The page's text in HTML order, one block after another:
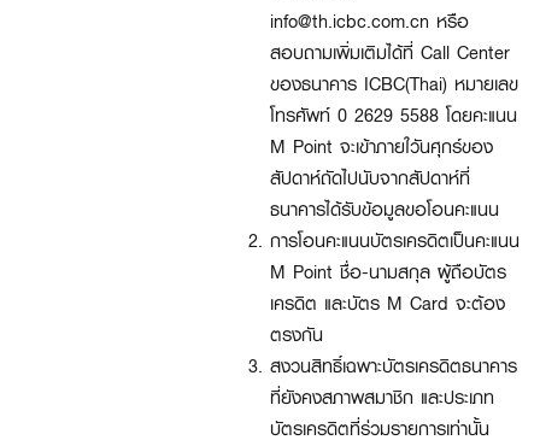
info@th.icbc.com.cn หรือ
สอบถามเพิ่มเติมได้ที่ Call Center
ของธนาคาร ICBC(Thai) หมายเลข
โทรศัพท์ 0 2629 5588 โดยคะแนน
M Point จะเข้าภายใวันศุกร์ของ
สัปดาห์ถัดไปนับจากสัปดาห์ที่
ธนาคารได้รับข้อมูลขอโอนคะแนน
การโอนคะแนนบัตรเครดิตเป็นคะแนน
M Point ชื่อ-นามสกุล ผู้ถือบัตร
เครดิต และบัตร M Card จะต้อง
ตรงกัน
สงวนสิทธิ์เฉพาะบัตรเครดิตธนาคาร
ที่ยังคงสภาพสมาชิก และประเภท
บัตรเครดิตที่ร่วมรายการเท่านั้น